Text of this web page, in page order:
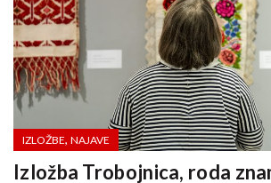
IZLOŽBE, NAJAVE
Izložba Trobojnica, roda